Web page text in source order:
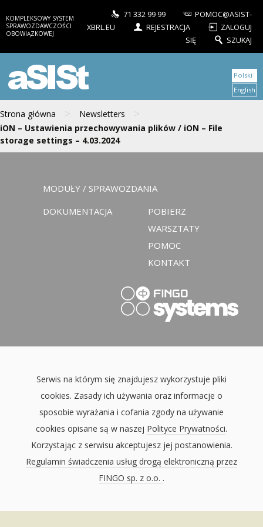
KOMPLEKSOWY SYSTEM
SPRAWOZDAWCZOŚCI
OBOWIĄZKOWEJ
71 332 99 99
POMOC@ASIST-
XBRL.EU
REJESTRACJA
ZALOGUJ
SIĘ
SZUKAJ
aSISt
Strona główna > Newsletters >
iON – Ustawienia przechowywania plików / iON – File
storage settings – 4.03.2024
Polski
English
MODUŁY / SPRAWOZDANIA
DOKUMENTACJA
POBIERZ
WARSZTATY
POMOC
KONTAKT
Serwis na którym się znajdujesz wykorzystuje pliki
cookies. Zasady ich używania oraz informacje o
sposobie wyrażania i cofania zgody na używanie
cookies opisane są w naszej Polityce Prywatności.
Korzystając z serwisu akceptujesz jej postanowienia.
Regulamin świadczenia usług drogą elektroniczną przez
FINGO sp. z o.o. .